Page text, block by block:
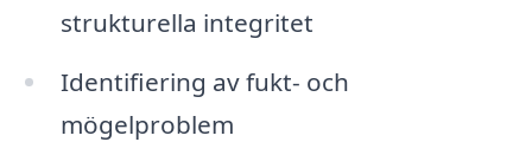
strukturella integritet
Identifiering av fukt- och
mögelproblem